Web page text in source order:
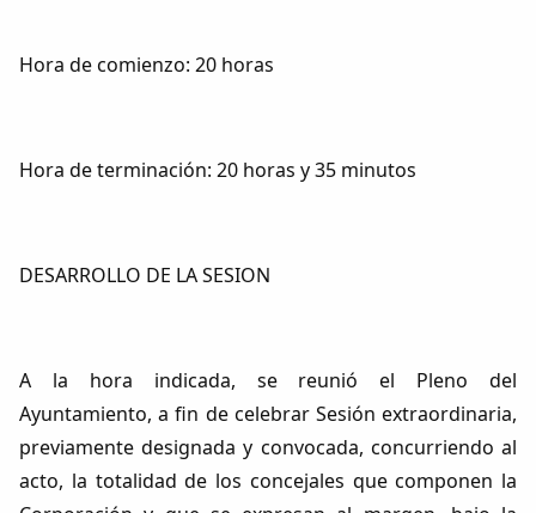
Hora de comienzo: 20 horas
Hora de terminación: 20 horas y 35 minutos
DESARROLLO DE LA SESION
A la hora indicada, se reunió el Pleno del
Ayuntamiento, a fin de celebrar Sesión extraordinaria,
previamente designada y convocada, concurriendo al
acto, la totalidad de los concejales que componen la